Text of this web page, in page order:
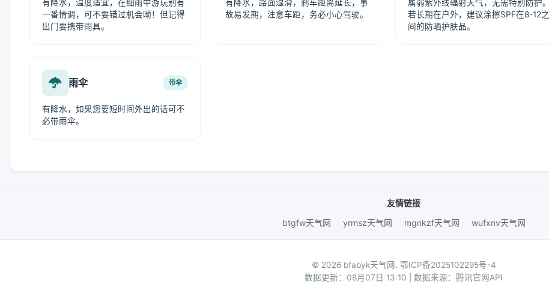
有降水，温度适宜，在细雨中游玩别有
一番情调，可不要错过机会呦！但记得
出门要携带雨具。
有降水，路面湿滑，刹车距离延长，事
故易发期，注意车距，务必小心驾驶。
属弱紫外线辐射天气，无需特别防护。
若长期在户外，建议涂擦SPF在8-12之
间的防晒护肤品。
雨伞 带伞
有降水，如果您要短时间外出的话可不
必带雨伞。
友情链接
btgfw天气网
yrmsz天气网 mgnkzf天气网 wufxnv天气网
© 2026 bfabyk天气网. 鄂ICP备2025102295号-4
数据更新：08月07日 13:10 | 数据来源：腾讯官网API